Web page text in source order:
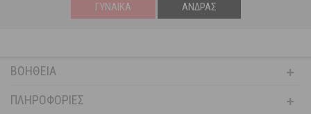
ΓΥΝΑΊΚΑ ΆΝΔΡΑΣ
ΒΟΉΘΕΙΑ
ΠΛΗΡΟΦΟΡΊΕΣ